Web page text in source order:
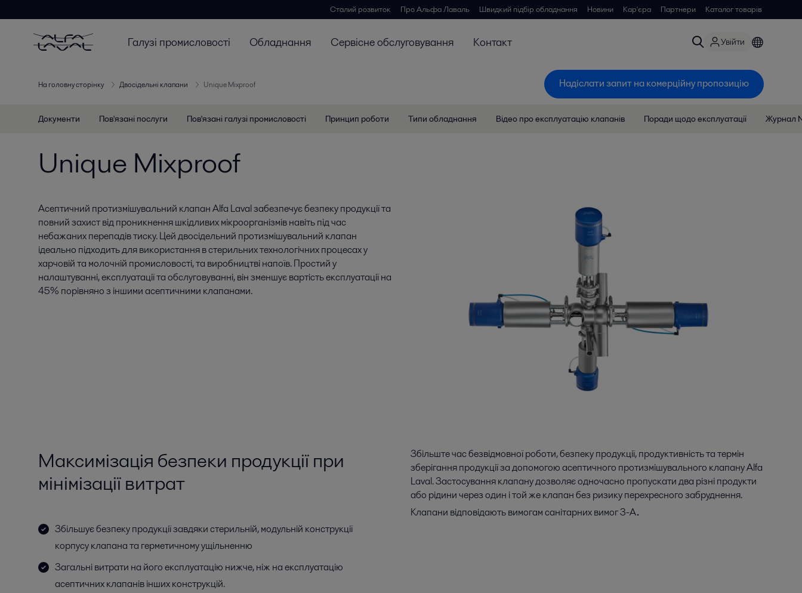
Сталий розвиток Про Альфа Лаваль Швидкий підбір обладнання Новини Кар'єра Партнери Каталог товарів
Галузі промисловості Обладнання Сервісне обслуговування Контакт Увійти
На головну сторінку Двосідельні клапани Unique Mixproof Надіслати запит на комерційну пропозицію
Документи Пов'язані послуги Пов'язані галузі промисловості Принцип роботи Типи обладнання Відео про експлуатацію клапанів Поради щодо експлуатації Журнал
Unique Mixproof
Асептичний протизмішувальний клапан Alfa Laval забезпечує безпеку продукції та
повний захист від проникнення шкідливих мікроорганізмів навіть під час
небажаних перепадів тиску. Цей двосідельний протизмішувальний клапан
ідеально підходить для використання в стерильних технологічних процесах у
харчовій та молочній промисловості, та виробництві напоїв. Простий у
налаштуванні, експлуатації та обслуговуванні, він зменшує вартість експлуатації на
45% порівняно з іншими асептичними клапанами.
Максимізація безпеки продукції при
мінімізації витрат
Збільшує безпеку продукції завдяки стерильній, модульній конструкції
корпусу клапана та герметичному ущільненню
Загальні витрати на його експлуатацію нижче, ніж на експлуатацію
асептичних клапанів інших конструкцій.
Збільште час безвідмовної роботи, безпеку продукції, продуктивність та термін
зберігання продукції за допомогою асептичного протизмішувального клапану Alfa
Laval. Застосування клапану дозволяє одночасно пропускати два різні продукти
або рідини через один і той же клапан без ризику перехресного забруднення.
Клапани відповідають вимогам санітарних вимог 3-А.